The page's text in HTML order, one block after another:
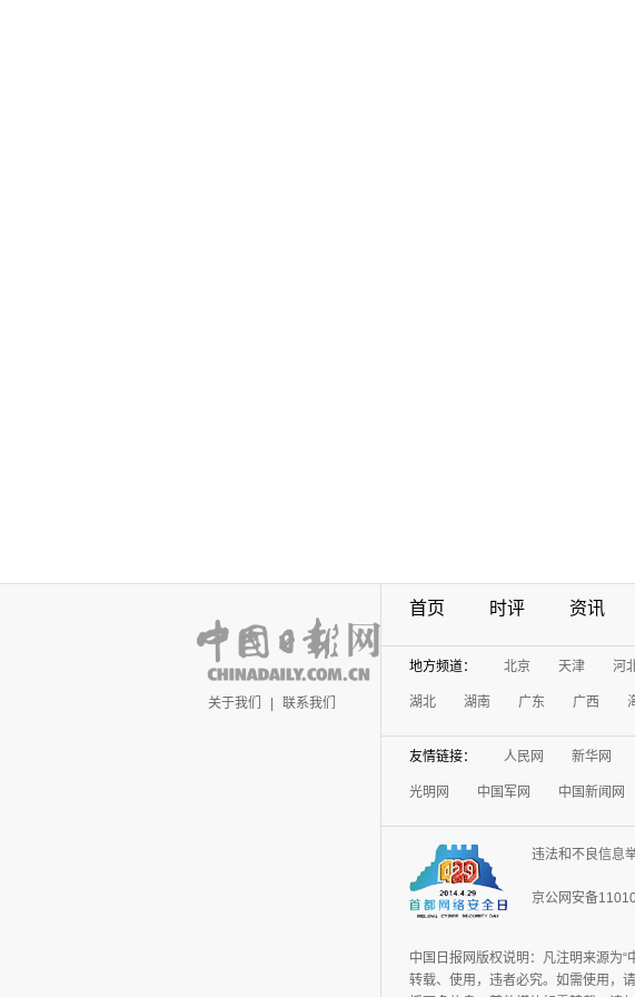
关于我们 联系我们
首页 时评 资讯
地方频道： 北京 天津 河
湖北 湖南 广东 广西
友情链接： 人民网 新华网
光明网 中国军网 中国新闻网
违法和不良信息
京公网安备
中国日报网版权说明：凡注明来源为
转载、使用，违者必究。如需使用，